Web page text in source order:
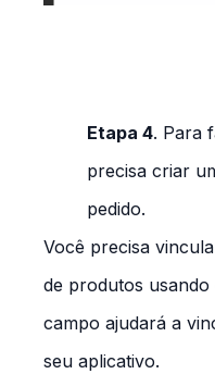
Etapa 4. Para
precisa criar
pedido.
Você precisa
de produtos
campo ajudará a
seu aplicativo.